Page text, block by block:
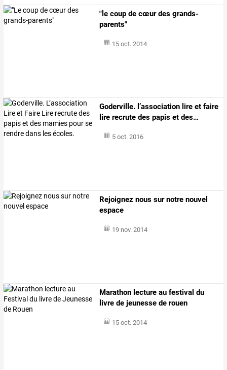
"le coup de cœur des grands-
parents"
15 oct. 2014
Goderville. l’association lire et faire
lire recrute des papis et des…
5 oct. 2016
Rejoignez nous sur notre nouvel
espace
19 nov. 2014
Marathon lecture au festival du
livre de jeunesse de rouen
15 oct. 2014